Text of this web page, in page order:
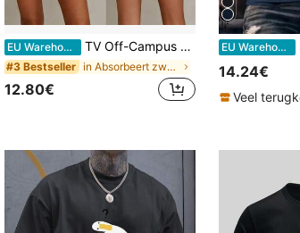
EU Warehouse TV Off-Campus Briar Dean Garrett Graham 44 Grafisch T-shirt Mode Vintage T-shirt Y2k Fans Casual Tops Losse Print Tee Unisex
#3 Bestseller in Absorbeert zweet Heren T-shirts
12.80€
EU Warehouse
14.24€
Veel